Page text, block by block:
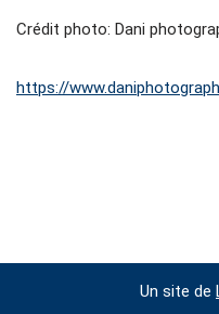
Crédit photo: Dani
https://
Un site de